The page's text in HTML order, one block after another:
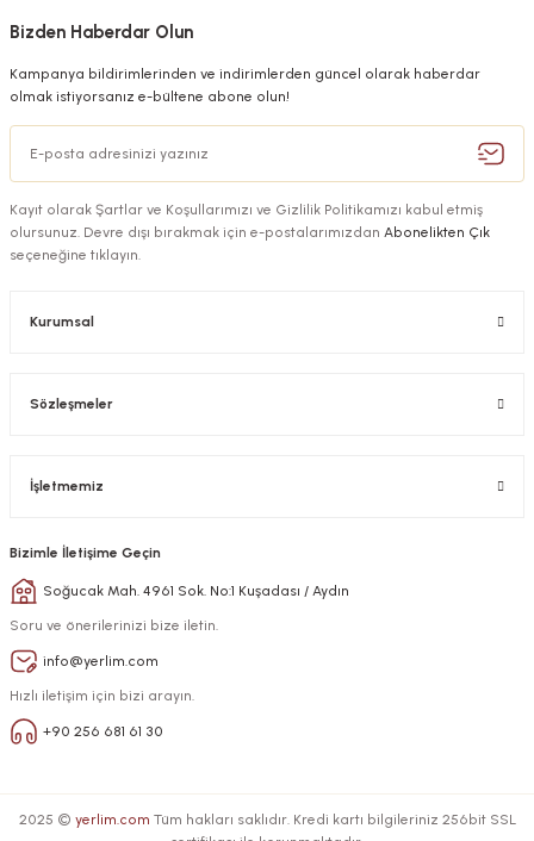
Bizden Haberdar Olun
Kampanya bildirimlerinden ve indirimlerden güncel olarak haberdar
olmak istiyorsanız e-bültene abone olun!
Kayıt olarak Şartlar ve Koşullarımızı ve Gizlilik Politikamızı kabul etmiş
olursunuz. Devre dışı bırakmak için e-postalarımızdan Abonelikten Çık
seçeneğine tıklayın.
Kurumsal
Sözleşmeler
İşletmemiz
Bizimle İletişime Geçin
Soğucak Mah. 4961 Sok. No:1 Kuşadası / Aydın
Soru ve önerilerinizi bize iletin.
info@yerlim.com
Hızlı iletişim için bizi arayın.
+90 256 681 61 30
2025 © yerlim.com Tüm hakları saklıdır. Kredi kartı bilgileriniz 256bit SSL